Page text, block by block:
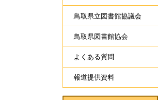
鳥取県立図書館協議会
鳥取県図書館協会
よくある質問
報道提供資料